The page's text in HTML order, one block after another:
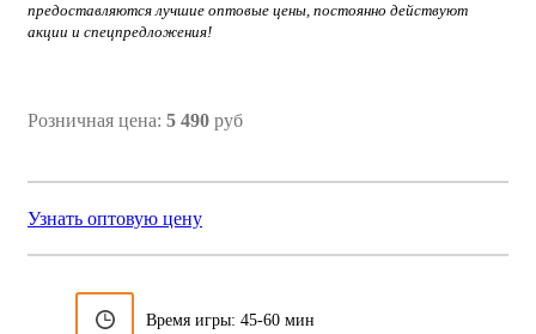
предоставляются лучшие оптовые цены, постоянно действуют
акции и спецпредложения!
Розничная цена: 5 490 руб
Узнать оптовую цену
Время игры: 45-60 мин